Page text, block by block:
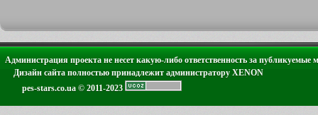
Администрация проекта не несет какую-либо ответственность за публикуемые
Дизайн сайта полностью принадлежит администратору XENON
pes-stars.co.ua © 2011-2023